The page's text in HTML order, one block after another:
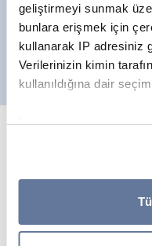
geliştirmeyi sunmak
bunlara erişmek için
kullanarak IP adresiniz
Verilerinizin kimin
kullanıldığına dair
İzin verirseniz, ayrıca:
konumunuzla ilgili
Cihazınızı
bir şekilde
Ayrıntılar kısmında